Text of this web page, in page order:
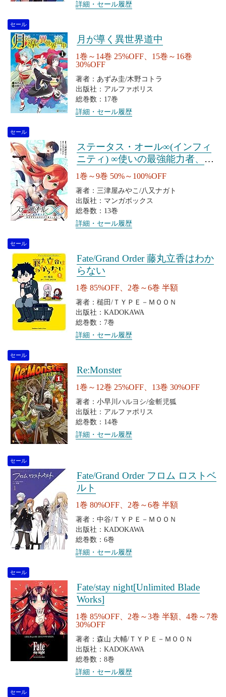
詳細・セール履歴
セール
月が導く異世界道中
1巻～14巻 25%OFF、15巻～16巻
30%OFF
著者：あずみ圭/木野コトラ
出版社：アルファポリス
総巻数：17巻
詳細・セール履歴
セール
ステータス・オール∞(インフィ
ニティ) ∞使いの最強能力者、異
世界を自由気ままに暮らします!
1巻～9巻 50%～100%OFF
著者：三津屋みやこ/八又ナガト
出版社：マンガボックス
総巻数：13巻
詳細・セール履歴
セール
Fate/Grand Order 藤丸立香はわか
らない
1巻 85%OFF、2巻～6巻 半額
著者：槌田/ＴＹＰＥ－ＭＯＯＮ
出版社：KADOKAWA
総巻数：7巻
詳細・セール履歴
セール
Re:Monster
1巻～12巻 25%OFF、13巻 30%OFF
著者：小早川ハルヨシ/金斬児狐
出版社：アルファポリス
総巻数：14巻
詳細・セール履歴
セール
Fate/Grand Order フロム ロストベ
ルト
1巻 80%OFF、2巻～6巻 半額
著者：中谷/ＴＹＰＥ－ＭＯＯＮ
出版社：KADOKAWA
総巻数：6巻
詳細・セール履歴
セール
Fate/stay night[Unlimited Blade
Works]
1巻 85%OFF、2巻～3巻 半額、4巻～7巻
30%OFF
著者：森山 大輔/ＴＹＰＥ－ＭＯＯＮ
出版社：KADOKAWA
総巻数：8巻
詳細・セール履歴
セール